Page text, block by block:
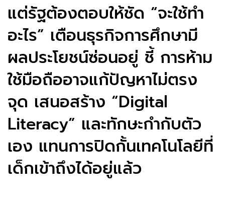
แต่รัฐต้องตอบให้ชัด “จะใช้ทำ
อะไร” เตือนธุรกิจการศึกษามี
ผลประโยชน์ซ่อนอยู่ ชี้ การห้าม
ใช้มือถืออาจแก้ปัญหาไม่ตรง
จุด เสนอสร้าง “Digital
Literacy” และทักษะกำกับตัว
เอง แทนการปิดกั้นเทคโนโลยีที่
เด็กเข้าถึงได้อยู่แล้ว